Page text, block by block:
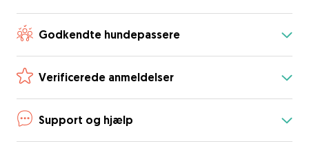
Godkendte hundepassere
Verificerede anmeldelser
Support og hjælp